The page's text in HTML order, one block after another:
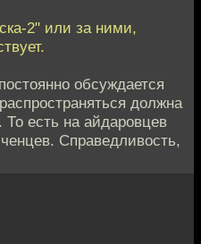
2" или за ними,
обсуждается
должна
есть на айдаровцев
Справедливость,